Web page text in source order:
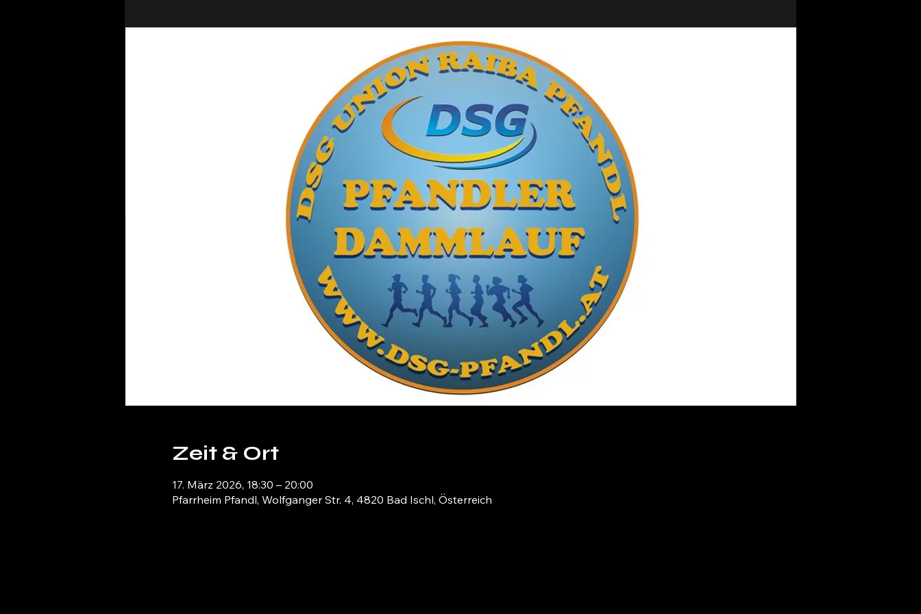
Zeit & Ort
17. März 2026, 18:30 – 20:00
Pfarrheim Pfandl, Wolfganger Str. 4, 4820 Bad Ischl, Österreich